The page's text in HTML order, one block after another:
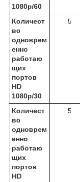
1080р/60
Количест
во
одноврем
енно
работаю
щих
портов
HD
1080р/30
5
Количест
во
одноврем
енно
работаю
щих
портов
HD
5